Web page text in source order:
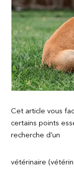
Cet article vous
certains points
recherche d’un
vétérinaire